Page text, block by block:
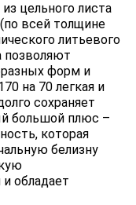
цельного листа
всей толщине
литьевого
позволяют
форм и
на 70 легкая и
сохраняет
большой плюс –
которая
белизну
обладает